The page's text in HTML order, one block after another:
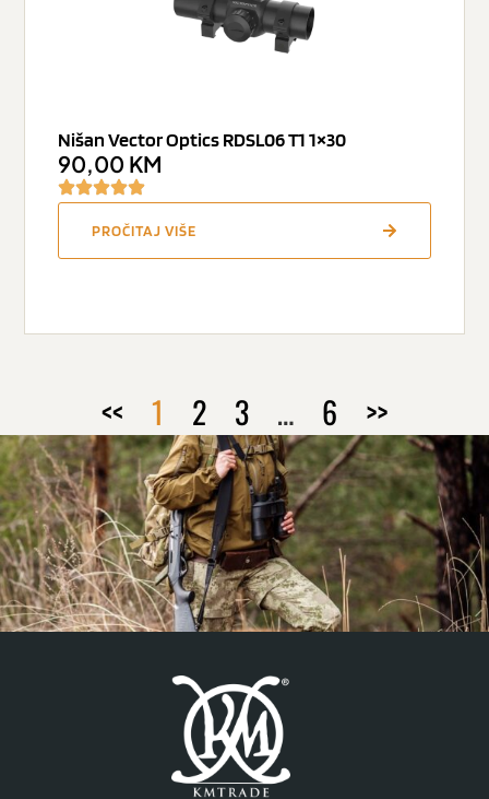
Nišan Vector Optics RDSL06 T1 1×30
90,00 KM
PROČITAJ VIŠE
<< 1 2 3 … 6 >>